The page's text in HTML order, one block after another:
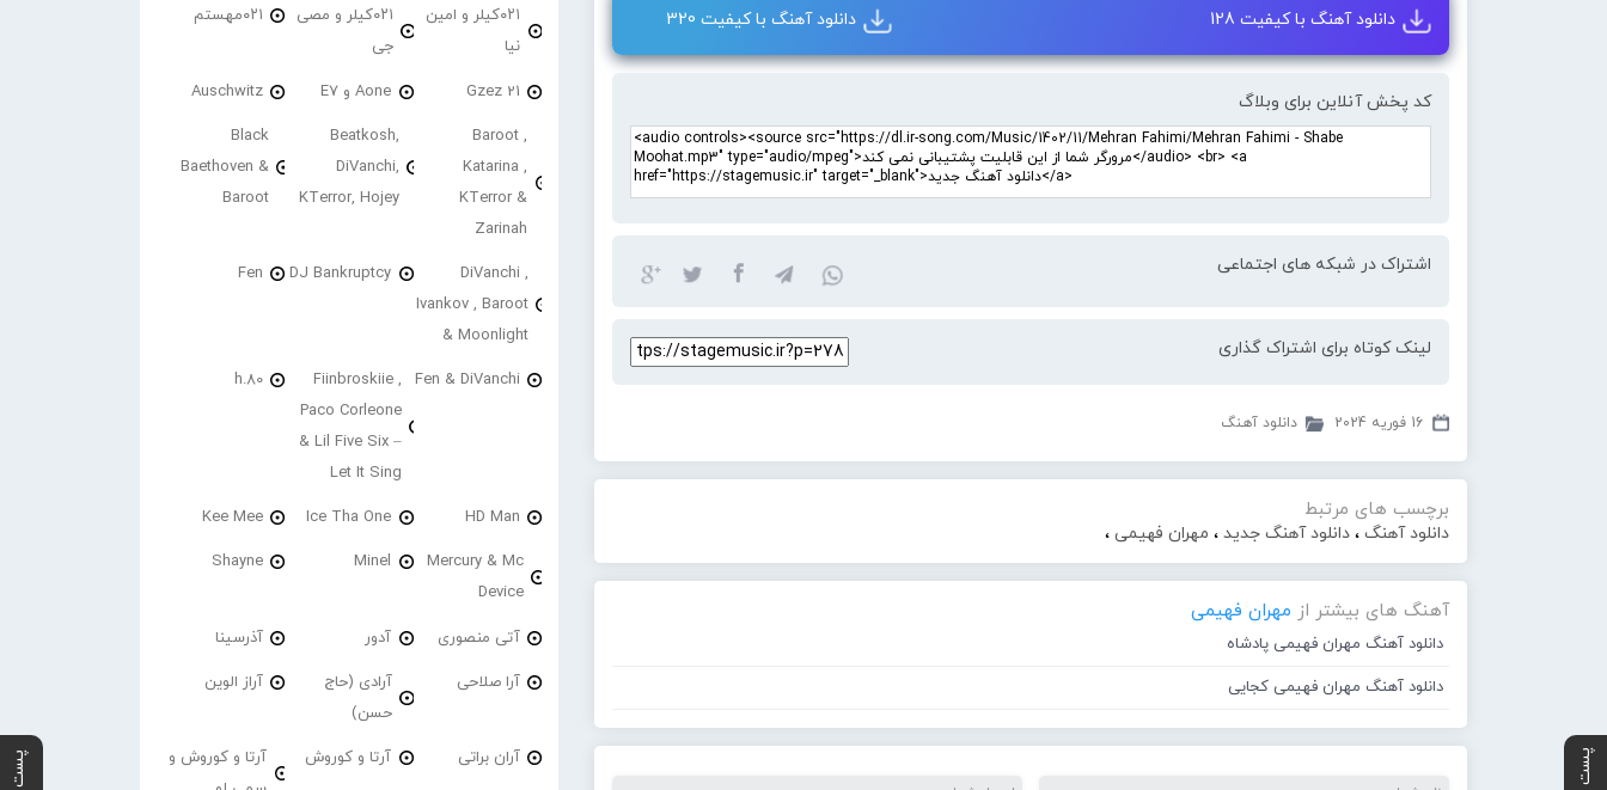
دانلود آهنگ با کیفیت 128 دانلود آهنگ با کیفیت 320
کد پخش آنلاین برای وبلاگ
اشتراک در شبکه های اجتماعی
لینک کوتاه برای اشتراک گذاری
16 فوریه 2024 دانلود آهنگ
برچسب های مرتبط
دانلود آهنگ ، دانلود آهنگ جدید ، مهران فهیمی ،
آهنگ های بیشتر از مهران فهیمی
دانلود آهنگ مهران فهیمی پادشاه
دانلود آهنگ مهران فهیمی کجایی
۰۲۱کیلر و امین
نیا
۰۲۱کیلر و مصی
جی
۰۲۱مهستم
21 Gzez Aone و E7 Auschwitz
Baroot ,
Katarina ,
KTerror &
Zarinah
Beatkosh,
DiVanchi,
KTerror, Hojey
Black
Baethoven &
Baroot
DiVanchi ,
Ivankov , Baroot
& Moonlight
DJ Bankruptcy
Fen
Fen & DiVanchi
Fiinbroskiie ,
Paco Corleone
& Lil Five Six –
Let It Sing
h.80
HD Man
Ice Tha One
Kee Mee
Mercury & Mc
Device
Minel
Shayne
آتی منصوری آدور آذرسینا
آرا صلاحی
آرادی (حاج
حسن)
آراز الوین
آران براتی آرتا و کوروش
آرتا و کوروش و